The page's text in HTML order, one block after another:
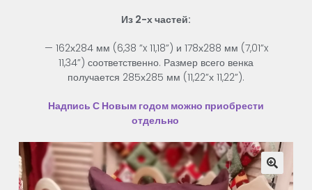
Из 2-хчастей:
— 162х284 мм (6,38 ”x 11,18”) и 178х288 мм (7,01”x
11,34”) соответственно. Размер всего венка
получается 285х285 мм (11,22”х 11,22”).
Надпись С Новым годом можно приобрести
отдельно
🔍